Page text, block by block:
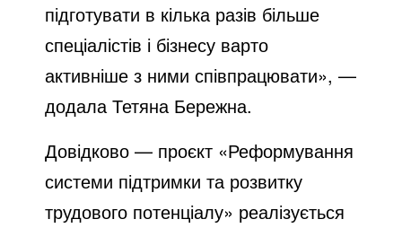
підготувати в кілька разів більше
спеціалістів і бізнесу варто
активніше з ними співпрацювати», —
додала Тетяна Бережна.
Довідково — проєкт «Реформування
системи підтримки та розвитку
трудового потенціалу» реалізується